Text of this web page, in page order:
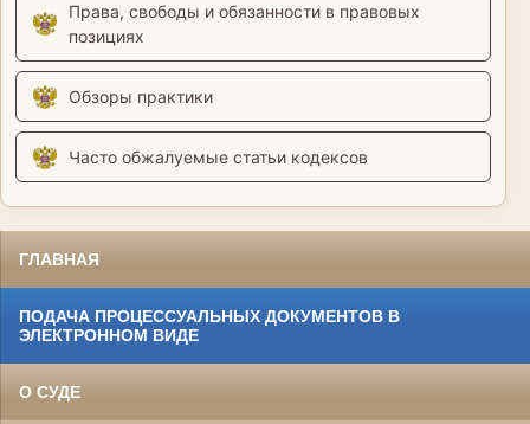
Права, свободы и обязанности в правовых
позициях
Обзоры практики
Часто обжалуемые статьи кодексов
ГЛАВНАЯ
ПОДАЧА ПРОЦЕССУАЛЬНЫХ ДОКУМЕНТОВ В
ЭЛЕКТРОННОМ ВИДЕ
О СУДЕ